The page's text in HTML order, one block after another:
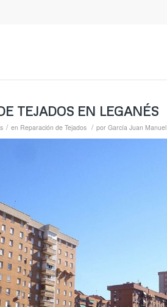
TEJADOS EN LEGANÉS
/ en Reparación de Tejados / por García Juan Manuel